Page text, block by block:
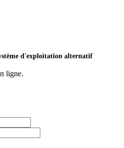
d'exploitation alternatif
ligne.